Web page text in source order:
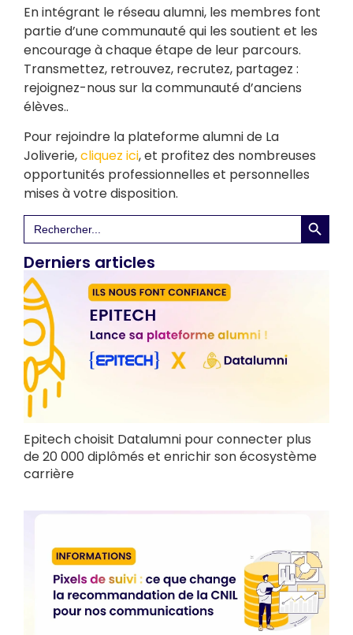
En intégrant le réseau alumni, les membres font
partie d’une communauté qui les soutient et les
encourage à chaque étape de leur parcours.
Transmettez, retrouvez, recrutez, partagez :
rejoignez-nous sur la communauté d’anciens
élèves..
Pour rejoindre la plateforme alumni de La
Joliverie,cliquez ici, et profitez des nombreuses
opportunités professionnelles et personnelles
mises à votre disposition.
Search
for:
Search
Derniers articles
Epitech choisit Datalumni pour connecter plus
de 20 000 diplômés et enrichir son écosystème
carrière